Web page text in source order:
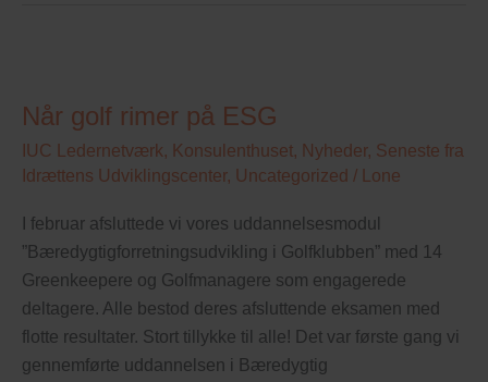
Når golf rimer på ESG
IUC Ledernetværk Konsulenthuset Nyheder, Seneste fra
Idrættens Udviklingscenter, Uncategorized / Lone
I februar afsluttede vi vores uddannelsesmodul
”Bæredygtigforretningsudvikling i Golfklubben” med 14
Greenkeepere og Golfmanagere som engagerede
deltagere. Alle bestod deres afsluttende eksamen med
flotte resultater. Stort tillykke til alle! Det var første gang vi
gennemførte uddannelsen i Bæredygtig
rimer
på
ESG